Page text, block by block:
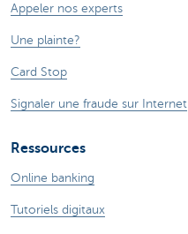
Appeler nos experts
Une plainte?
Card Stop
Signaler une fraude sur Internet
Ressources
Online banking
Tutoriels digitaux